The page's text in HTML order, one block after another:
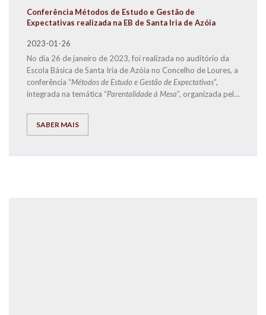
Conferência Métodos de Estudo e Gestão de
Expectativas realizada na EB de Santa Iria de Azóia
2023-01-26
No dia 26 de janeiro de 2023, foi realizada no auditório da
Escola Básica de Santa Iria de Azóia no Concelho de Loures, a
conferência “Métodos de Estudo e Gestão de Expectativas”,
integrada na temática “Parentalidade à Mesa”, organizada pela
EXPLICOLÂNDIA
SABER MAIS